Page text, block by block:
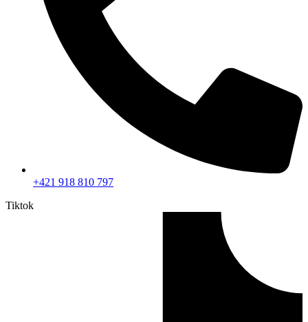
+421 918 810 797
Tiktok